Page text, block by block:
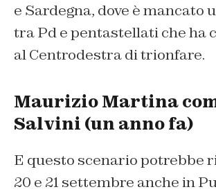
e Sardegna, dove è mancato
tra Pd e pentastellati che ha
al Centrodestra di trionfare.
Maurizio Martina
Salvini (un anno fa)
E questo scenario potrebbe
20 e 21 settembre anche in